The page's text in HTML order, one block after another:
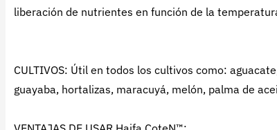
liberación de nutrientes en función de la
CULTIVOS: Útil en todos los cultivos como:
guayaba, hortalizas, maracuyá, melón, palma de